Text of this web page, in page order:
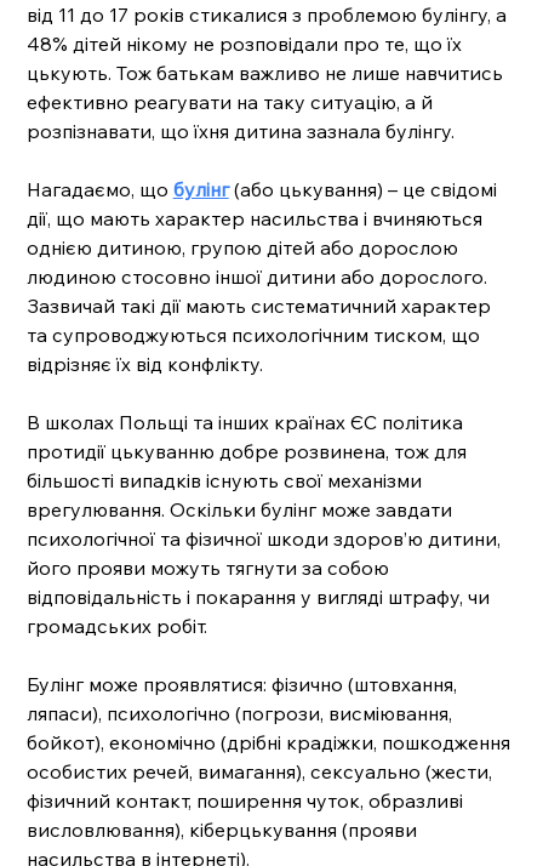
від 11 до 17 років стикалися з проблемою булінгу, а
48% дітей нікому не розповідали про те, що їх
цькують. Тож батькам важливо не лише навчитись
ефективно реагувати на таку ситуацію, а й
розпізнавати, що їхня дитина зазнала булінгу.
Нагадаємо, що булінг (або цькування) – це свідомі
дії, що мають характер насильства і вчиняються
однією дитиною, групою дітей або дорослою
людиною стосовно іншої дитини або дорослого.
Зазвичай такі дії мають систематичний характер
та супроводжуються психологічним тиском, що
відрізняє їх від конфлікту.
В школах Польщі та інших країнах ЄС політика
протидії цькуванню добре розвинена, тож для
більшості випадків існують свої механізми
врегулювання. Оскільки булінг може завдати
психологічної та фізичної шкоди здоров’ю дитини,
його прояви можуть тягнути за собою
відповідальність і покарання у вигляді штрафу, чи
громадських робіт.
Булінг може проявлятися: фізично (штовхання,
ляпаси), психологічно (погрози, висміювання,
бойкот), економічно (дрібні крадіжки, пошкодження
особистих речей, вимагання), сексуально (жести,
фізичний контакт, поширення чуток, образливі
висловлювання), кіберцькування (прояви
насильства в інтернеті).